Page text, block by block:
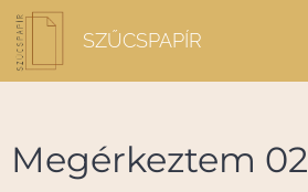
SZŰCSPAPÍR
Megérkeztem 02